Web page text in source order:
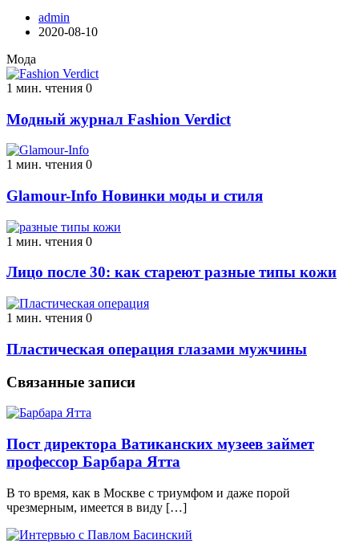
admin
2020-08-10
Мода
1 мин. чтения 0
Модный журнал Fashion Verdict
1 мин. чтения 0
Glamour-Info Новинки моды и стиля
1 мин. чтения 0
Лицо после 30: как стареют разные типы кожи
1 мин. чтения 0
Пластическая операция глазами мужчины
Связанные записи
Пост директора Ватиканских музеев займет
профессор Барбара Ятта
В то время, как в Москве с триумфом и даже порой
чрезмерным, имеется в виду […]